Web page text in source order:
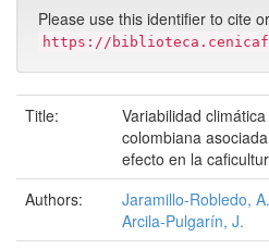
Please use this identifier to cite
https://
Title:
Variabilidad
colombiana
efecto en la
Authors:
Jaramillo-Robledo, A.
Arcila-Pulgarín, J.